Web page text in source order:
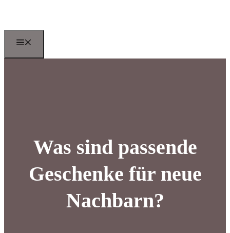
springen
Was sind passende
Geschenke für neue
Nachbarn?